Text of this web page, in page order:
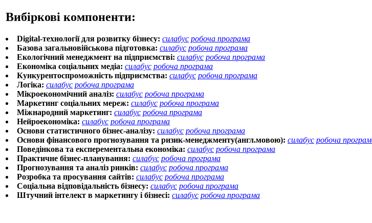
Вибіркові компоненти:
Digital-технології для розвитку бізнесу: силабус робоча програма
Базова загальновійськова підготовка: силабус робоча програма
Екологічний менеджмент на підприємстві: силабус робоча програма
Економіка соціальних медіа: силабус робоча програма
Кункурентоспроможність підприємства: силабус робоча програма
Логіка: силабус робоча програма
Мікроекономічний аналіз: силабус робоча програма
Маркетинг соціальних мереж: силабус робоча програма
Міжнародний маркетинг: силабус робоча програма
Нейроекономіка: силабус робоча програма
Основи статистичного бізнес-аналізу: силабус робоча програма
Основи фінансового прогнозування та ризик-менеджменту(англ.мовою): силабус робоча
Поведінкова та експерементальна економіка: силабус робоча програма
Практичне бізнес-планування: силабус робоча програма
Прогнозування та аналіз ринків: силабус робоча програма
Розробка та просування сайтів: силабус робоча програма
Соціальна відповідальність бізнесу: силабус робоча програма
Штучний інтелект в маркетингу і бізнесі: силабус робоча програма